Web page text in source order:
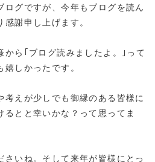
ログですが、今年もブログを読ん
謝申し上げます。
から｢ブログ読みましたよ。｣って
しかったです。
えが少しでも御縁のある皆様に
とと幸いかな？って思ってま
さいね。そして来年が皆様にとっ